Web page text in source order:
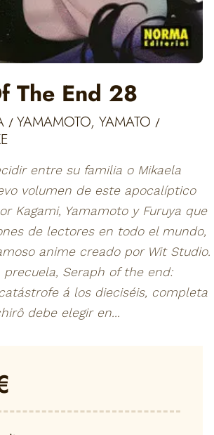
The End 28
/ YAMAMOTO, YAMATO /
entre su familia o Mikaela
volumen de este apocalíptico
Kagami, Yamamoto y Furuya que
de lectores en todo el mundo,
anime creado por Wit Studio.
precuela, Seraph of the end:
á los dieciséis, completa
debe elegir en...